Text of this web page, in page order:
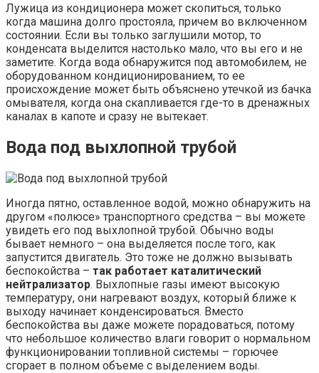
Лужица из кондиционера может скопиться, только
когда машина долго простояла, причем во включенном
состоянии. Если вы только заглушили мотор, то
конденсата выделится настолько мало, что вы его и не
заметите. Когда вода обнаружится под автомобилем, не
оборудованном кондиционированием, то ее
происхождение может быть объяснено утечкой из бачка
омывателя, когда она скапливается где-то в дренажных
каналах в капоте и сразу не вытекает.
Вода под выхлопной трубой
Иногда пятно, оставленное водой, можно обнаружить на
другом «полюсе» транспортного средства – вы можете
увидеть его под выхлопной трубой. Обычно воды
бывает немного – она выделяется после того, как
запустится двигатель. Это тоже не должно вызывать
беспокойства – так работает каталитический
нейтрализатор. Выхлопные газы имеют высокую
температуру, они нагревают воздух, который ближе к
выходу начинает конденсироваться. Вместо
беспокойства вы даже можете порадоваться, потому
что небольшое количество влаги говорит о нормальном
функционировании топливной системы – горючее
сгорает в полном объеме с выделением воды.